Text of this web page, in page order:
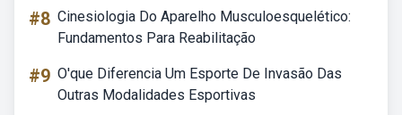
#8 Cinesiologia Do Aparelho Musculoesquelético:
Fundamentos Para Reabilitação
#9 O'que Diferencia Um Esporte De Invasão Das
Outras Modalidades Esportivas